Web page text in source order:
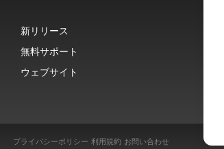
新リリース
無料サポート
ウェブサイト
プライバシーポリシー 利用規約 お問い合わせ